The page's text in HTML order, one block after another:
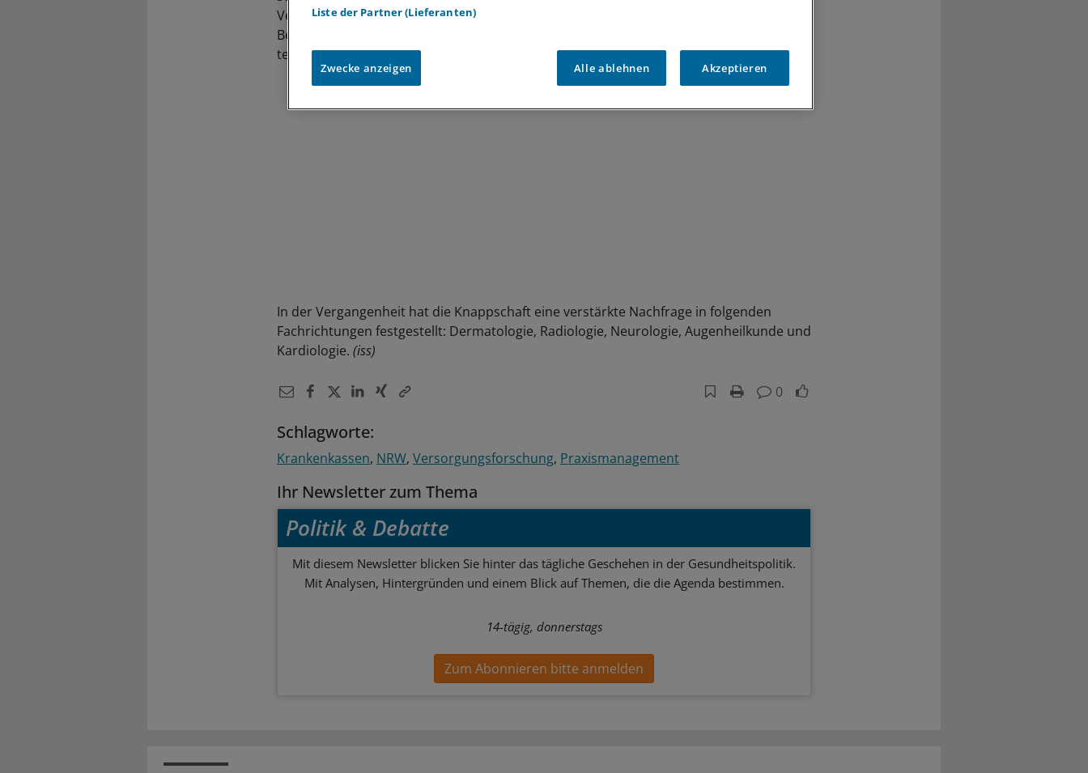
Versicherte der Knappschaft organisiert werden kann, steht subsidiär die
Behandlungsmöglichkeit in einer Ambulanz der Knappschaft-Kliniken zur Verfügung“,
teilt sie auf Nachfrage mit.
In der Vergangenheit hat die Knappschaft eine verstärkte Nachfrage in folgenden
Fachrichtungen festgestellt: Dermatologie, Radiologie, Neurologie, Augenheilkunde und
Kardiologie. (iss)
0
Schlagworte:
Krankenkassen NRW Versorgungsforschung Praxismanagement
Ihr Newsletter zum Thema
Politik & Debatte
Mit diesem Newsletter blicken Sie hinter das tägliche Geschehen in der Gesundheitspolitik.
Mit Analysen, Hintergründen und einem Blick auf Themen, die die Agenda bestimmen.
14-tägig, donnerstags
Zum Abonnieren bitte anmelden
Liste der Partner (Lieferanten)
Zwecke anzeigen Alle ablehnen Akzeptieren